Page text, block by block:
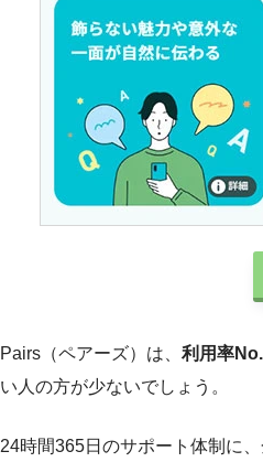
Pairs（ペアーズ）は、 利用率
い人の方が少ないでしょう。
24時間365日のサポート体制に